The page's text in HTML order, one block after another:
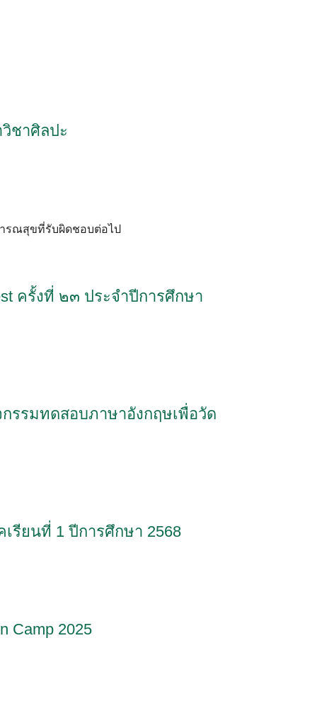
ชาศิลปะ
รณสุขที่รับผิดชอบต่อไป
ครั้งที่ ๒๓ ประจำปีการศึกษา
รรมทดสอบภาษาอังกฤษเพื่อวัด
รียนที่ 1 ปีการศึกษา 2568
Camp 2025